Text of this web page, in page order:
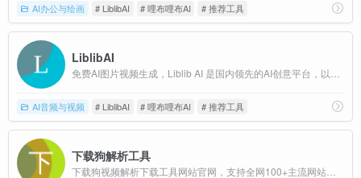
AI办公与绘画 # LiblibAI # 哩布哩布AI # 推荐工具
LiblibAI
AI音频与视频 # LiblibAI # 哩布哩布AI # 推荐工具
下载狗解析工具